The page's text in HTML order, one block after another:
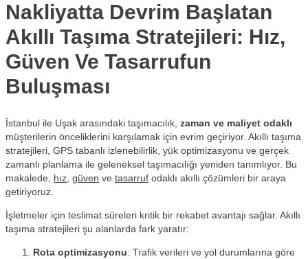
Nakliyatta Devrim Başlatan
Akıllı Taşıma Stratejileri: Hız,
Güven Ve Tasarrufun
Buluşması
İstanbul ile Uşak arasındaki taşımacılık, zaman ve maliyet odaklı
müşterilerin önceliklerini karşılamak için evrim geçiriyor. Akıllı taşıma
stratejileri, GPS tabanlı izlenebilirlik, yük optimizasyonu ve gerçek
zamanlı planlama ile geleneksel taşımacılığı yeniden tanımlıyor. Bu
makalede, hız güven ve tasarruf odaklı akıllı çözümleri bir araya
getiriyoruz.
İşletmeler için teslimat süreleri kritik bir rekabet avantajı sağlar. Akıllı
taşıma stratejileri şu alanlarda fark yaratır:
Rota optimizasyonu: Trafik verileri ve yol durumlarına göre